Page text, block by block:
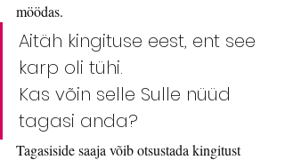
möödas.
Aitäh kingituse eest, ent see
karp oli tühi.
Kas võin selle Sulle nüüd
tagasi anda?
Tagasiside saaja võib otsustada kingitust